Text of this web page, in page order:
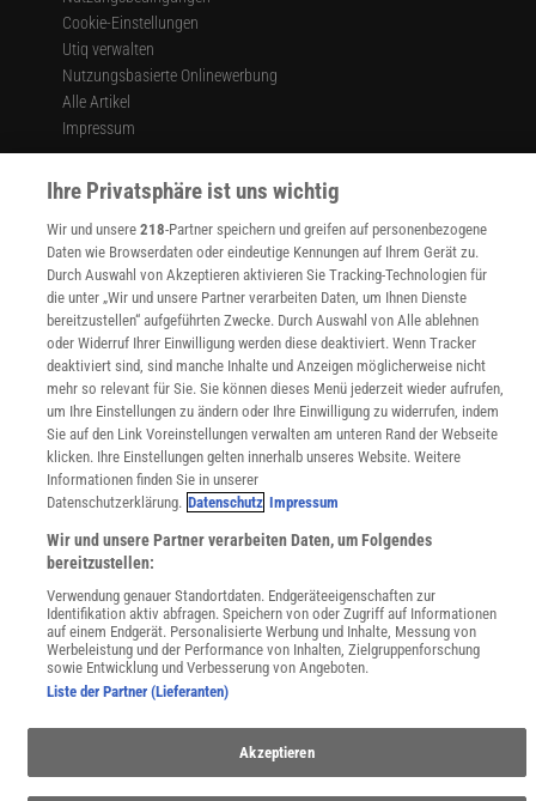
Cookie-Einstellungen
Utiq verwalten
Nutzungsbasierte Onlinewerbung
Alle Artikel
Impressum
Angebote für Schulen
Angebote für Institutionen
Sprachen lernen mit Gymglish
Lexika
Für Spektrum schreiben
Zugänglichkeitserklärung
WEBSEITEN
KielSCN
Wissenschaft in die Schulen
SciLogs
Uns finden Sie auch hier:
Ihre Privatsphäre ist uns wichtig
Wir und unsere218-Partner speichern und greifen auf personenbezogene
Daten wie Browserdaten oder eindeutige Kennungen auf Ihrem Gerät zu.
Durch Auswahl von Akzeptieren aktivieren Sie Tracking-Technologien für
die unter „Wir und unsere Partner verarbeiten Daten, um Ihnen Dienste
bereitzustellen“ aufgeführten Zwecke. Durch Auswahl von Alle ablehnen
oder Widerruf Ihrer Einwilligung werden diese deaktiviert. Wenn Tracker
deaktiviert sind, sind manche Inhalte und Anzeigen möglicherweise nicht
mehr so relevant für Sie. Sie können dieses Menü jederzeit wieder aufrufen,
um Ihre Einstellungen zu ändern oder Ihre Einwilligung zu widerrufen, indem
Sie auf den Link Voreinstellungen verwalten am unteren Rand der Webseite
klicken. Ihre Einstellungen gelten innerhalb unseres Website. Weitere
Informationen finden Sie in unserer
Datenschutzerklärung. Datenschutz Impressum
Wir und unsere Partner verarbeiten Daten, um Folgendes
bereitzustellen:
Verwendung genauer Standortdaten. Endgeräteeigenschaften zur
Identifikation aktiv abfragen. Speichern von oder Zugriff auf Informationen
auf einem Endgerät. Personalisierte Werbung und Inhalte, Messung von
Werbeleistung und der Performance von Inhalten, Zielgruppenforschung
sowie Entwicklung und Verbesserung von Angeboten.
Liste der Partner (Lieferanten)
Akzeptieren